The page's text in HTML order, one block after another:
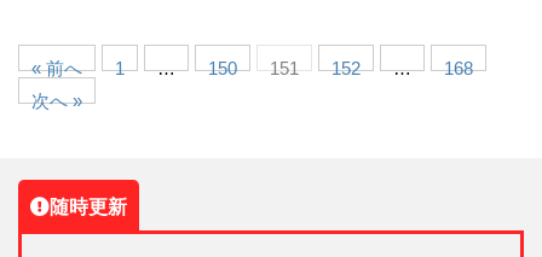
« 前へ 1 … 150 151 152 …
168
次へ »
随時更新